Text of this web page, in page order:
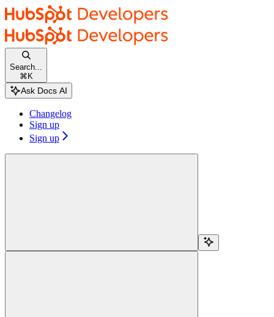
Documentation Index
Fetch the complete documentation index at:
Use this file to discover all available pages before exploring further.
Skip to main content
HubSpot docshome page
Search...
⌘ K
Changelog
Sign up
Sign up